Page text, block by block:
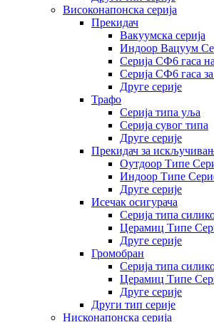
Високонапонска серија
Прекидач
Вакуумска серија
Индоор Вацуум
Серија СФ6 гаса
Серија СФ6 гаса
Друге серије
Трафо
Серија типа уља
Серија сувог типа
Друге серије
Прекидач за
Оутдоор Типе
Индоор Типе
Друге серије
Исечак осигурача
Серија типа
Церамиц Типе
Друге серије
Громобран
Серија типа
Церамиц Типе
Друге серије
Други тип серије
Нисконапонска серија